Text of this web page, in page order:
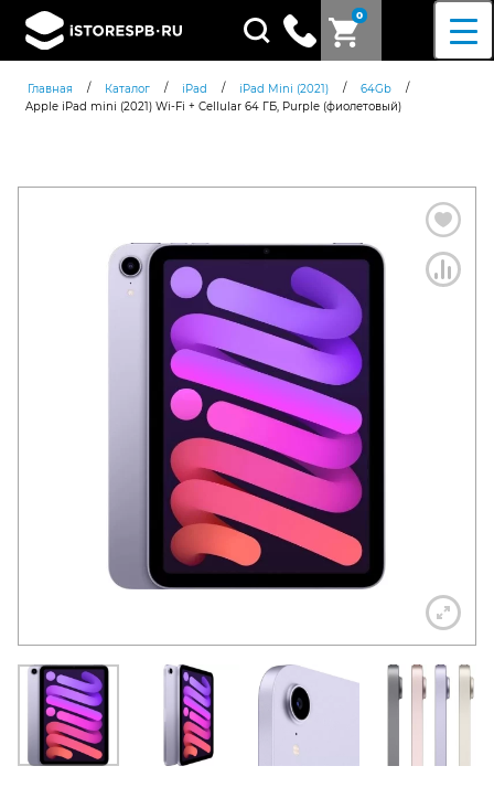
0
Поиск
товаров
Главная / Каталог / iPad / iPad Mini (2021) / 64Gb
/
Apple iPad mini (2021) Wi-Fi + Cellular 64 ГБ, Purple (фиолетовый)
Согласен cполитикой
конфиденциальности
+7 812 318-40-14
(c 10:00 до 21:00, без
выходных)